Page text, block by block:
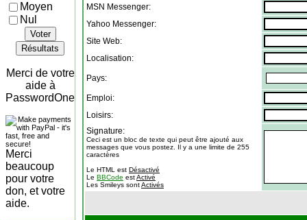
Moyen
Nul
Voter
Résultats
Merci de votre
aide à
PasswordOne
Merci
beaucoup
pour votre
don, et votre
aide.
MSN Messenger:
Yahoo Messenger:
Site Web:
Localisation:
Pays:
Emploi:
Loisirs:
Signature:
Ceci est un bloc de texte qui peut être ajouté aux
messages que vous postez. Il y a une limite de 255
caractères
Le HTML est Désactivé
Le BBCode estActivé
Les Smileys sontActivés